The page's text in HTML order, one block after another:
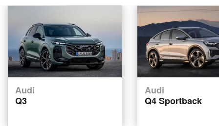
Audi
Q3
Audi
Q4 Sportback